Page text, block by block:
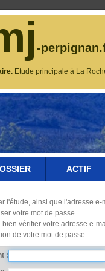
-
Etude principale à La
ACTIF
l'étude, ainsi que l'adresse
votre mot de passe.
vérifier votre adresse e-
de votre mot de passe